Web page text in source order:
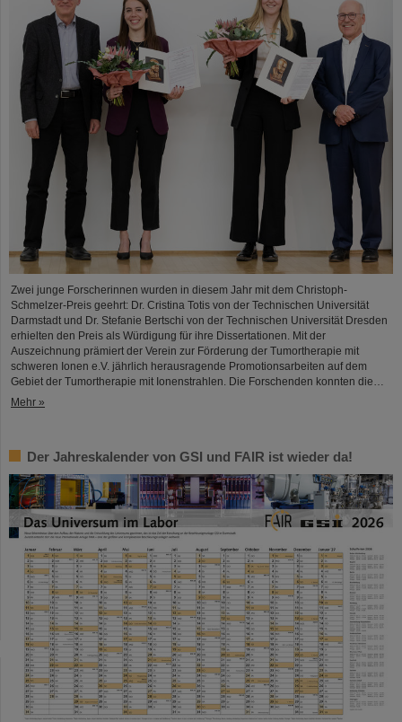
Zwei junge Forscherinnen wurden in diesem Jahr mit dem Christoph-
Schmelzer-Preis geehrt: Dr. Cristina Totis von der Technischen Universität
Darmstadt und Dr. Stefanie Bertschi von der Technischen Universität Dresden
erhielten den Preis als Würdigung für ihre Dissertationen. Mit der
Auszeichnung prämiert der Verein zur Förderung der Tumortherapie mit
schweren Ionen e.V. jährlich herausragende Promotionsarbeiten auf dem
Gebiet der Tumortherapie mit Ionenstrahlen. Die Forschenden konnten die…
Mehr »
Der Jahreskalender von GSI und FAIR ist wieder da!